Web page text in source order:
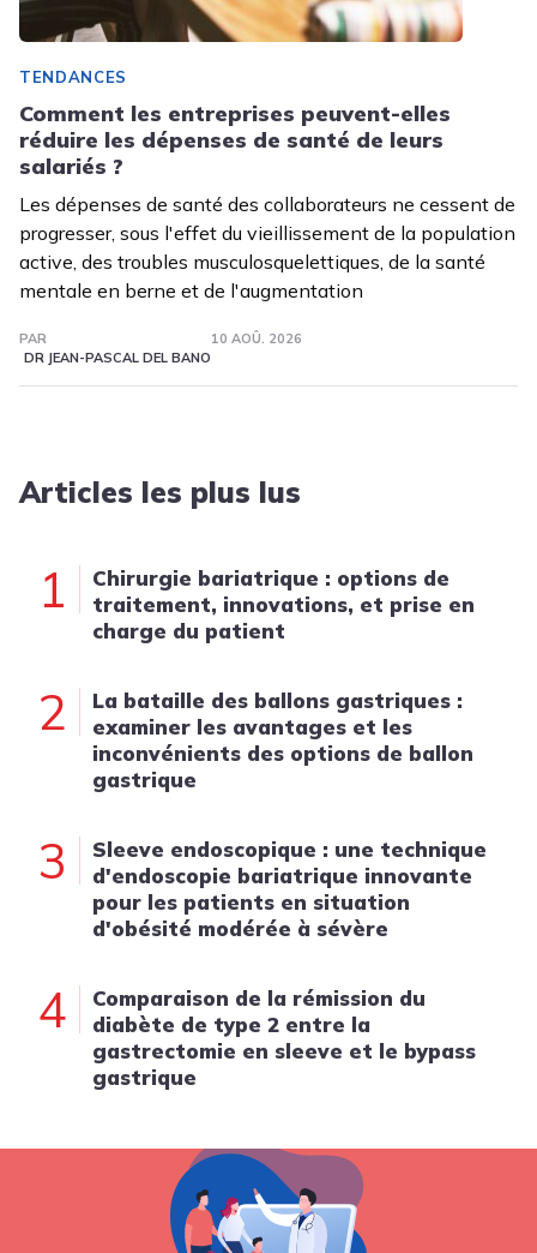
TENDANCES
Comment les entreprises peuvent-elles
réduire les dépenses de santé de leurs
salariés ?
Les dépenses de santé des collaborateurs ne cessent de
progresser, sous l'effet du vieillissement de la population
active, des troubles musculosquelettiques, de la santé
mentale en berne et de l'augmentation
PAR
DR JEAN-PASCAL DEL BANO
10 AOÛ. 2026
Articles les plus lus
1
Chirurgie bariatrique : options de
traitement, innovations, et prise en
charge du patient
2
La bataille des ballons gastriques :
examiner les avantages et les
inconvénients des options de ballon
gastrique
3
Sleeve endoscopique : une technique
d'endoscopie bariatrique innovante
pour les patients en situation
d'obésité modérée à sévère
4
Comparaison de la rémission du
diabète de type 2 entre la
gastrectomie en sleeve et le bypass
gastrique